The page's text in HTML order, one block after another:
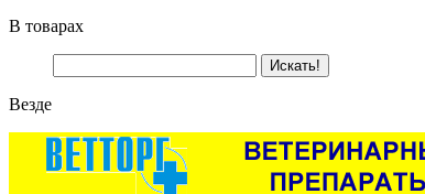
В товарах
Везде